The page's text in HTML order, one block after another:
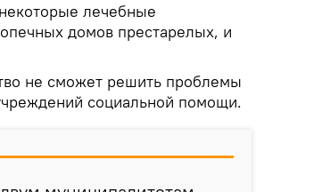
лечебные
домов престарелых, и
не сможет решить проблемы
социальной помощи.